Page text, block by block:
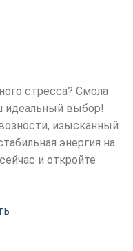
стресса? Смола
идеальный выбор!
изысканный
энергия на
и откройте